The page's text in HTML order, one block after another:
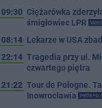
09:30 Ciężarówka
śmigłowiec LPR
08:14 Lekarze w USA
22:14 Tragedia przy ul.
czwartego piętra
21:22 Tour de Pologne.
Inowrocławia
PROSTO